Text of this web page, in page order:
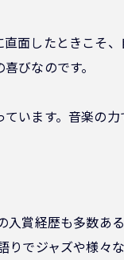
面したときこそ
びなのです。
います。音楽の
入賞経歴も多数あ
りでジャズや様々